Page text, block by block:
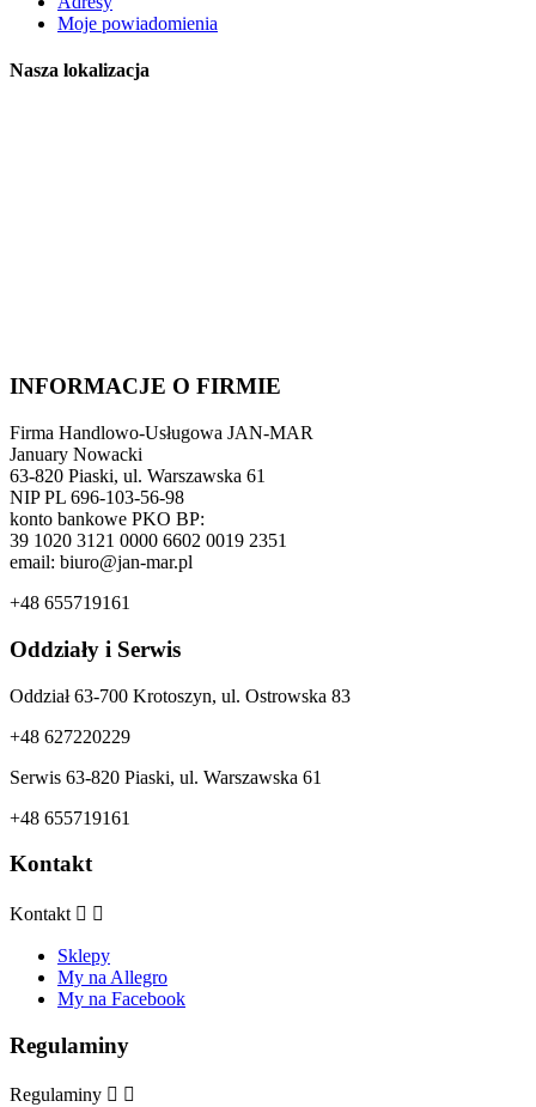
Moje powiadomienia
Nasza lokalizacja
INFORMACJE O FIRMIE
Firma Handlowo-Usługowa JAN-MAR
January Nowacki
63-820 Piaski, ul. Warszawska 61
NIP PL 696-103-56-98
konto bankowe PKO BP:
39 1020 3121 0000 6602 0019 2351
email: biuro@jan-mar.pl
+48 655719161
Oddziały i Serwis
Oddział 63-700 Krotoszyn, ul. Ostrowska 83
+48 627220229
Serwis 63-820 Piaski, ul. Warszawska 61
+48 655719161
Kontakt
Kontakt  
Sklepy
My na Allegro
My na Facebook
Regulaminy
Regulaminy  